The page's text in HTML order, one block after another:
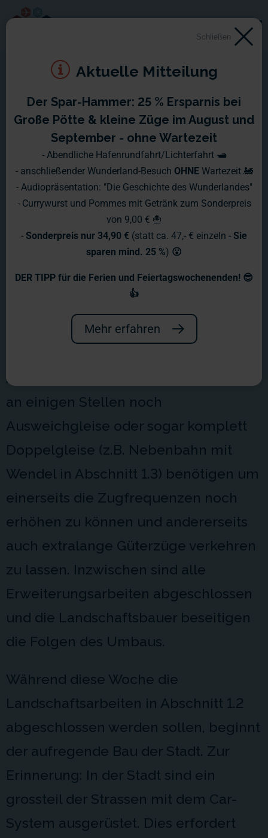
Wochenbericht Nr. 34
Woche auf uns zugekommen.
Abschnitt 1.1 war aufgefallen das wir
an einigen Stellen noch
Ausweichgleise oder sogar komplett
Doppelgleise (z.B. Nebenbahn mit
Wendel in Abschnitt 1.3) benötigen um
einerseits die Zugfrequenzen noch
erhöhen zu können und andererseits
auch extralange Güterzüge verkehren
zu lassen. Inzwischen sind alle
Erweiterungsarbeiten abgeschlossen
und die Landschaftsbauer beseitigen
die Folgen des Umbaus.
Während diese Woche die
Landschaftsarbeiten in Abschnitt 1.2
abgeschlossen werden sollen, beginnt
der aufregende Bau der Stadt. Zur
Erinnerung: In der Stadt sind ein
grossteil der Strassen mit dem Car-
System ausgerüstet. Dies erfordert
Schließen
Aktuelle Mitteilung
Der Spar-Hammer: 25 % Ersparnis bei
Große Pötte & kleine Züge im August und
September - ohne Wartezeit
- Abendliche Hafenrundfahrt/Lichterfahrt 🛥️
- anschließender Wunderland-Besuch OHNE Wartezeit 🚂
- Audiopräsentation: "Die Geschichte des Wunderlandes"
- Currywurst und Pommes mit Getränk zum Sonderpreis
von 9,00 € 🍟
- Sonderpreis nur 34,90 € (statt ca. 47,- € einzeln - Sie
sparen mind. 25 %) 😮
DER TIPP für die Ferien und Feiertagswochenenden! 😎
👍
Mehr erfahren